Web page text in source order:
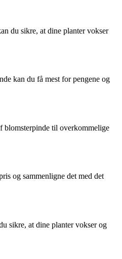
du sikre, at dine planter vokser
kan du få mest for pengene og
blomsterpinde til overkommelige
og sammenligne det med det
sikre, at dine planter vokser og